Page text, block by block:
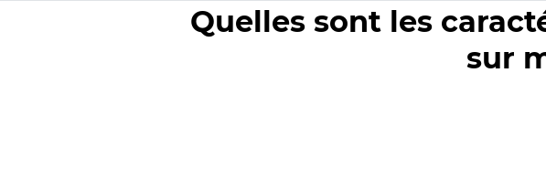
Quelles sont les
sur